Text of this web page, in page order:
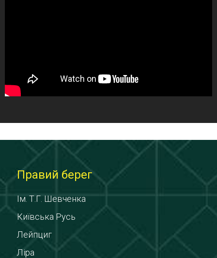
Правий берег
Ім. Т.Г. Шевченка
Київська Русь
Лейпциг
Ліра